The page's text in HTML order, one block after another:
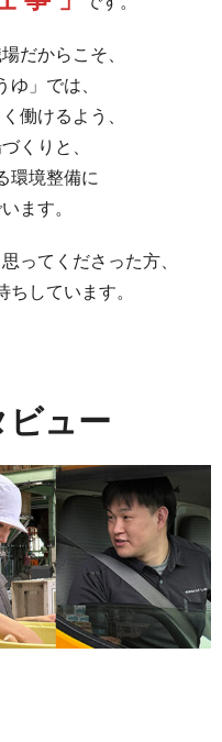
だからこそ、
ゆ」では、
働けるよう、
くりと、
環境整備に
ます。
ってくださった方、
しています。
ビュー